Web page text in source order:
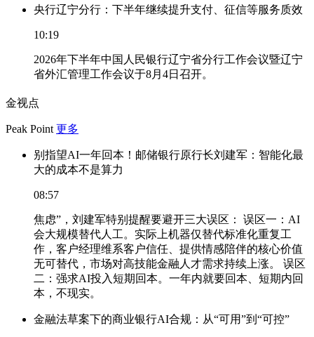
央行辽宁分行：下半年继续提升支付、征信等服务质效
10:19
2026年下半年中国人民银行辽宁省分行工作会议暨辽宁
省外汇管理工作会议于8月4日召开。
金视点
Peak Point 更多
别指望AI一年回本！邮储银行原行长刘建军：智能化最
大的成本不是算力
08:57
焦虑”，刘建军特别提醒要避开三大误区： 误区一：AI
会大规模替代人工。实际上机器仅替代标准化重复工
作，客户经理维系客户信任、提供情感陪伴的核心价值
无可替代，市场对高技能金融人才需求持续上涨。 误区
二：强求AI投入短期回本。一年内就要回本、短期内回
本，不现实。
金融法草案下的商业银行AI合规：从“可用”到“可控”